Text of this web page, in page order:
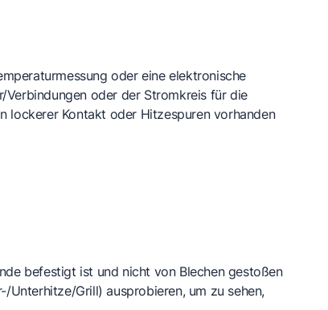
oder eine elektronische
Verbindungen oder der Stromkreis für die
lockerer Kontakt oder Hitzespuren vorhanden
befestigt ist und nicht von Blechen gestoßen
Grill) ausprobieren, um zu sehen,